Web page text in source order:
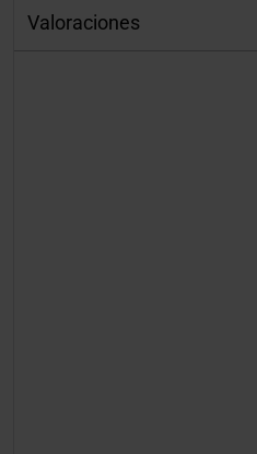
Valoraciones